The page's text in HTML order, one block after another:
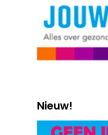
Nieuw!